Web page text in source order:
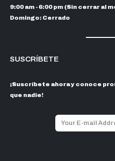
9:00 am - 6:00 pm (Sin cerrar al
Domingo: Cerrado
SUSCRÍBETE
¡Suscríbete ahora y conoce
que nadie!